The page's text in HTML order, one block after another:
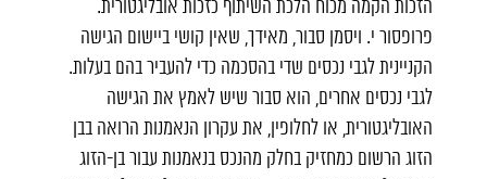
הזכות הקמה מכוח הלכת השיתוף כזכות אובליגטורית.
פרופסור י. ויסמן סבור, מאידך, שאין קושי ביישום הגישה
הקניינית לגבי נכסים שדי בהסכמה כדי להעביר בהם בעלות.
לגבי נכסים אחרים, הוא סבור שיש לאמץ את הגישה
האובליגטורית, או לחלופין, את עקרון הנאמנות הרואה בבן
הזוג הרשום כמחזיק בחלק מהנכס בנאמנות עבור בן-הזוג